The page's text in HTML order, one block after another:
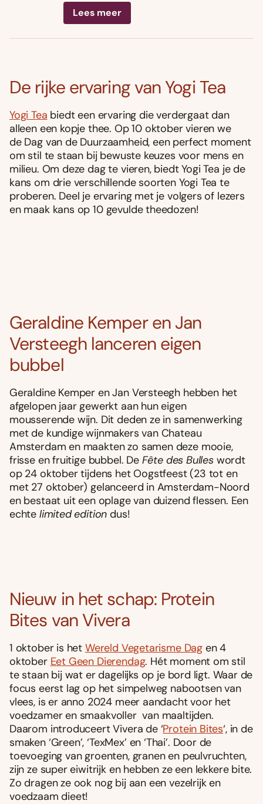
Lees meer
De rijke ervaring van Yogi Tea
Yogi Tea biedt een ervaring die verdergaat dan
alleen een kopje thee. Op 10 oktober vieren we
de Dag van de Duurzaamheid, een perfect moment
om stil te staan bij bewuste keuzes voor mens en
milieu. Om deze dag te vieren, biedt Yogi Tea je de
kans om drie verschillende soorten Yogi Tea te
proberen. Deel je ervaring met je volgers of lezers
en maak kans op 10 gevulde theedozen!
Geraldine Kemper en Jan
Versteegh lanceren eigen
bubbel
Geraldine Kemper en Jan Versteegh hebben het
afgelopen jaar gewerkt aan hun eigen
mousserende wijn. Dit deden ze in samenwerking
met de kundige wijnmakers van Chateau
Amsterdam en maakten zo samen deze mooie,
frisse en fruitige bubbel. De Fête des Bulles wordt
op 24 oktober tijdens het Oogstfeest (23 tot en
met 27 oktober) gelanceerd in Amsterdam-Noord
en bestaat uit een oplage van duizend flessen. Een
echte limited edition dus!
Nieuw in het schap: Protein
Bites van Vivera
1 oktober is het Wereld Vegetarisme Dag en 4
oktober Eet Geen Dierendag. Hét moment om stil
te staan bij wat er dagelijks op je bord ligt. Waar de
focus eerst lag op het simpelweg nabootsen van
vlees, is er anno 2024 meer aandacht voor het
voedzamer en smaakvoller van maaltijden.
Daarom introduceert Vivera de ‘Protein Bites‘, in de
smaken ‘Green’, ‘TexMex’ en ‘Thai’. Door de
toevoeging van groenten, granen en peulvruchten,
zijn ze super eiwitrijk en hebben ze een lekkere bite.
Zo dragen ze ook nog bij aan een vezelrijk en
voedzaam dieet!